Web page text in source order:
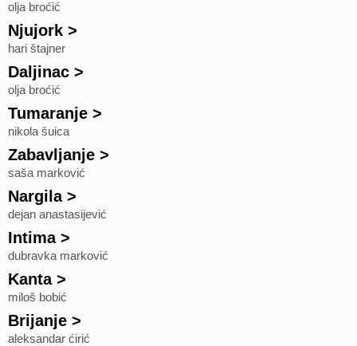
olja broćić
Njujork >
hari štajner
Daljinac >
olja broćić
Tumaranje >
nikola šuica
Zabavljanje >
saša marković
Nargila>
dejan anastasijević
Intima>
dubravka marković
Kanta>
miloš bobić
Brijanje >
aleksandar ćirić